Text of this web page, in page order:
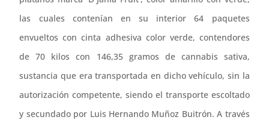
las cuales contenían en su interior 64 paquetes
envueltos con cinta adhesiva color verde, contendores
de 70 kilos con 146,35 gramos de cannabis sativa,
sustancia que era transportada en dicho vehículo, sin la
autorización competente, siendo el transporte escoltado
y secundado por Luis Hernando Muñoz Buitrón. A través